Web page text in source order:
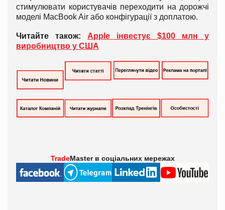
стимулювати користувачів переходити на дорожчі
моделі MacBook Air або конфігурації з доплатою.
Читайте також: Apple інвестує $100 млн у
виробництво у США
TradeMaster в соціальних мережах